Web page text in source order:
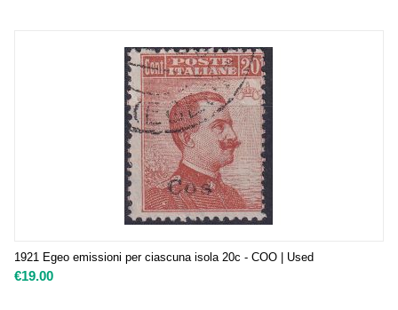
1921 Egeo emissioni per ciascuna isola 20c - COO | Used
€19.00